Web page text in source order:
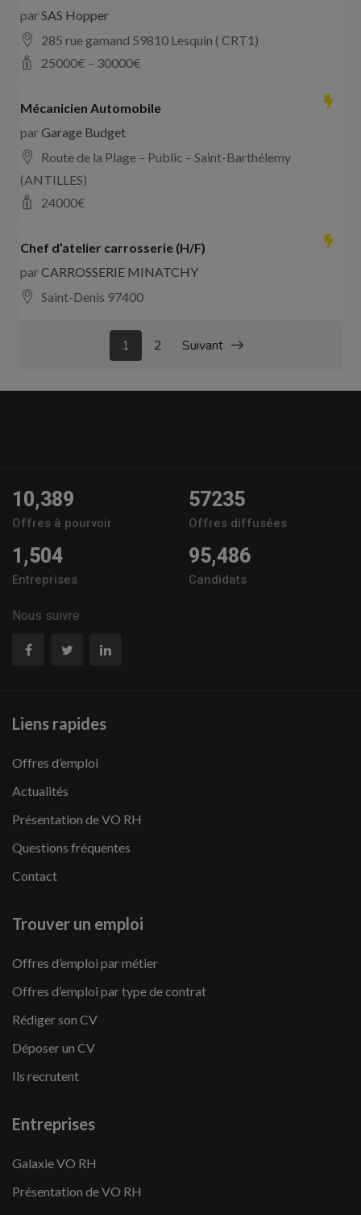
parSAS Hopper
285 rue gamand 59810 Lesquin ( CRT1)
25000€ – 30000€
Mécanicien Automobile
parGarage Budget
Route de la Plage – Public – Saint-Barthélemy
(ANTILLES)
24000€
Chef d’atelier carrosserie (H/F)
parCARROSSERIE MINATCHY
Saint-Denis 97400
1 2 Suivant
10,389
Offres à pourvoir
57235
Offres diffusées
1,504
Entreprises
95,486
Candidats
Nous suivre
Liens rapides
Offres d’emploi
Actualités
Présentation de VO RH
Questions fréquentes
Contact
Trouver un emploi
Offres d’emploi par métier
Offres d’emploi par type de contrat
Rédiger son CV
Déposer un CV
Ils recrutent
Entreprises
Galaxie VO RH
Présentation de VO RH